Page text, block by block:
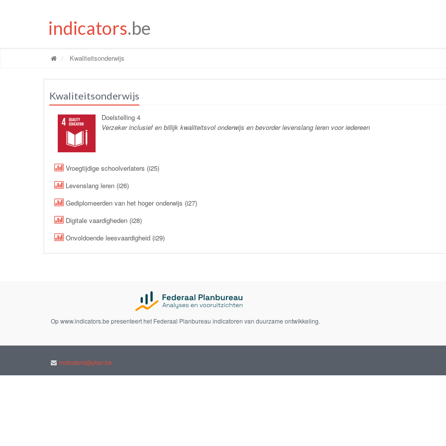
indicators.be
Kwaliteitsonderwijs
Kwaliteitsonderwijs
Doelstelling 4
Verzeker inclusief en billijk kwaliteitsvol onderwijs en bevorder levenslang leren voor iedereen
Vroegtijdige schoolverlaters (i25)
Levenslang leren (i26)
Gediplomeerden van het hoger onderwijs (i27)
Digitale vaardigheden (i28)
Onvoldoende leesvaardigheid (i29)
Op www.indicators.be presenteert het Federaal Planbureau indicatoren van duurzame ontwikkeling.
indicators@plan.be